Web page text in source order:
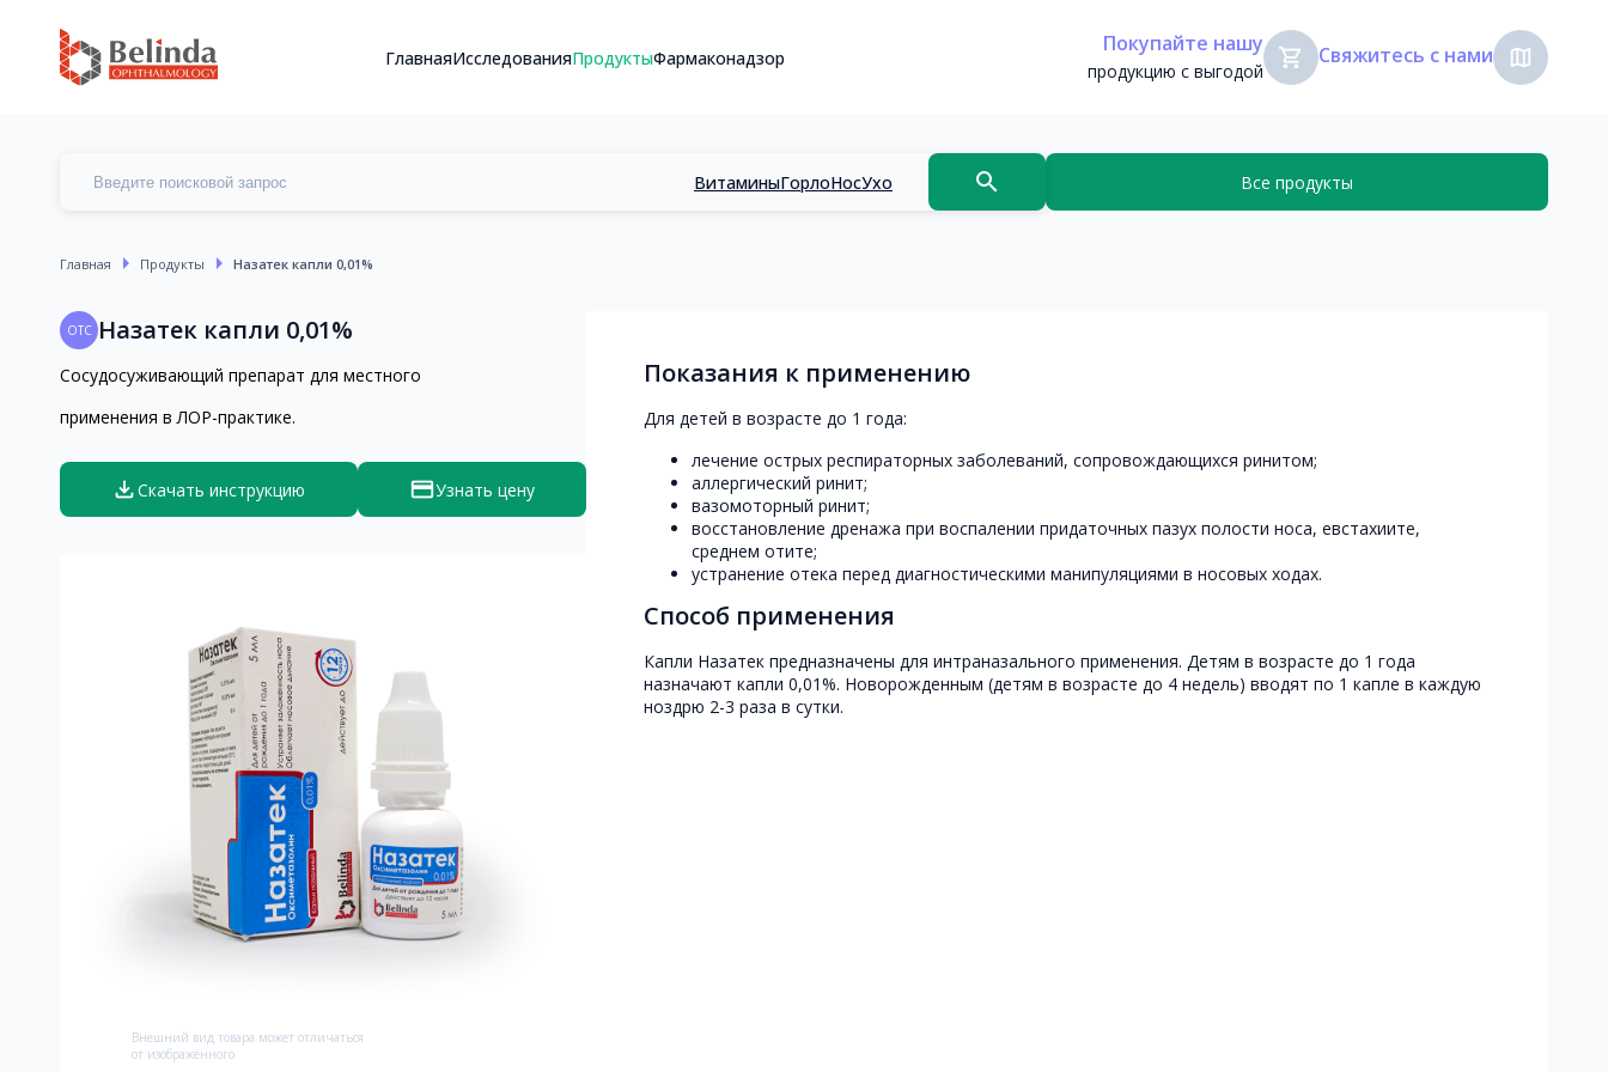
ГлавнаяИсследованияПродуктыФармаконадзор
Покупайте нашу
продукцию с выгодой
shopping_cart Свяжитесь с нами map
ВитаминыГорлоНосУхо search Все продукты
Главная arrow_right Продукты arrow_right Назатек капли 0,01%
OTC Назатек капли 0,01%
Сосудосуживающий препарат для местного
применения в ЛОР-практике.
file_downloadСкачать инструкцию paymentУзнать цену
Bнешний вид товара может отличаться
от изображённого
Показания к применению
Для детей в возрасте до 1 года:
лечение острых респираторных заболеваний, сопровождающихся ринитом;
аллергический ринит;
вазомоторный ринит;
восстановление дренажа при воспалении придаточных пазух полости носа, евстахиите,
среднем отите;
устранение отека перед диагностическими манипуляциями в носовых ходах.
Способ применения
Капли Назатек предназначены для интраназального применения. Детям в возрасте до 1 года
назначают капли 0,01%. Новорожденным (детям в возрасте до 4 недель) вводят по 1 капле в каждую
ноздрю 2-3 раза в сутки.